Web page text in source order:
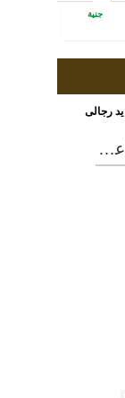
جنية
كاسيو (mtp-e108d-7a+k) ساعة يد رجالى من الإستانلس إستيل ذو لون أبيض